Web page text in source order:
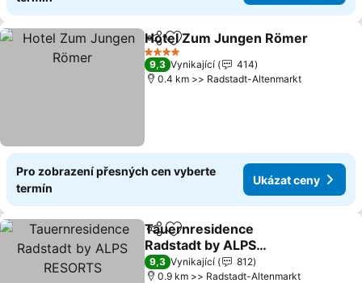
SdíletPřidat na seznam oblíbených
Hotel Zum Jungen Römer
4 Počet hvězdiček
9,3 Vynikající
414
0.4 km >> Radstadt-Altenmarkt
Pro zobrazení přesných cen vyberte
termín
Ukázat ceny
SdíletPřidat na seznam oblíbených
Tauernresidence
Radstadt by ALPS
RESORTS
Ukázat ceny
9,3 Vynikající
812
0.9 km >> Radstadt-Altenmarkt